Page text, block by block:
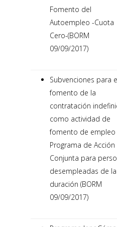
Fomento del
Autoempleo -Cuota
Cero-(BORM
09/09/2017)
Subvenciones para
fomento de la
contratación
como actividad de
fomento de empleo
Programa de Acción
Conjunta para
desempleadas de
duración (BORM
09/09/2017)